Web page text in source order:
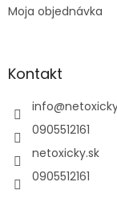
Moja objednávka
Kontakt
info@
0905512161
netoxicky.sk
0905512161